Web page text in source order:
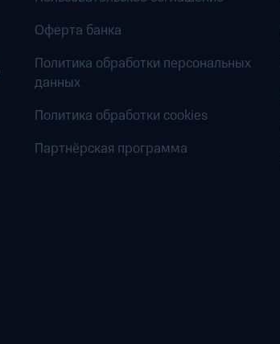
Оферта банка
Политика обработки персональных
данных
Политика обработки cookies
Партнёрская программа